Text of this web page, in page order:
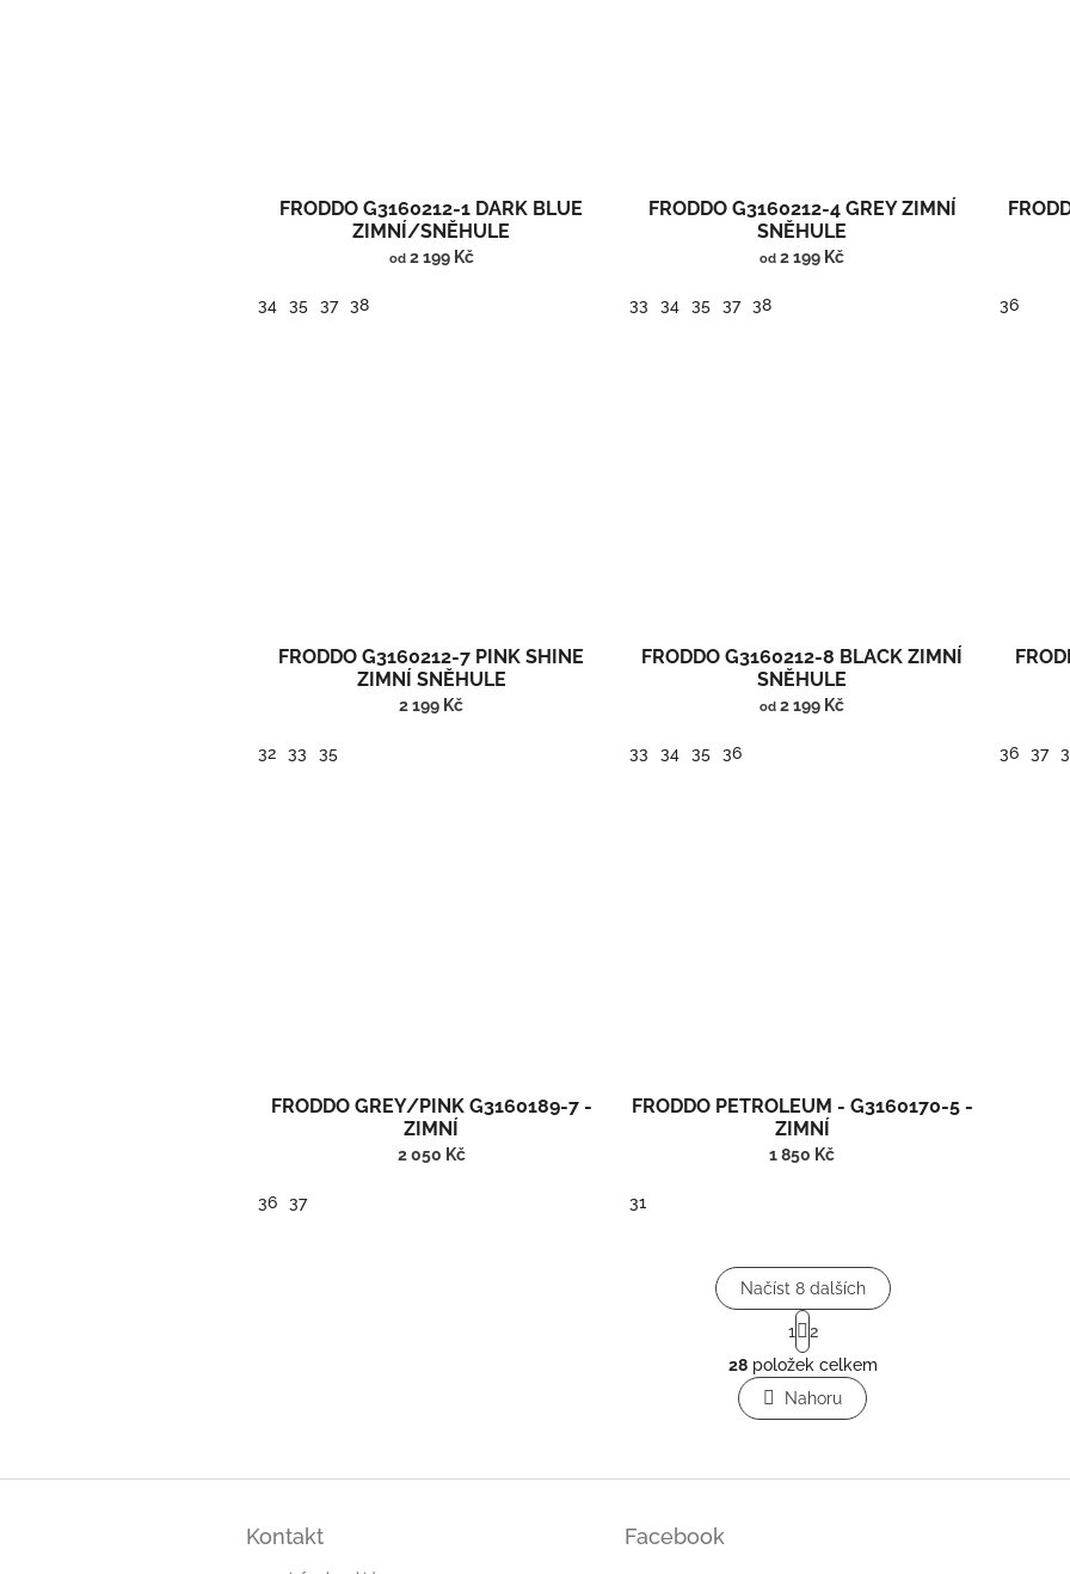
FRODDO G3160212-1 DARK BLUE
ZIMNÍ/SNĚHULE
od2 199 Kč
34 35 37 38
FRODDO G3160212-4 GREY ZIMNÍ
SNĚHULE
od 2 199 Kč
33 34 35 37 38 36
FRODDO G3160212-7 PINK SHINE
ZIMNÍ SNĚHULE
2 199 Kč
32 33 35
FRODDO G3160212-8 BLACK ZIMNÍ
SNĚHULE
od 2 199 Kč
33 34 35 36 36 37
FRODDO GREY/PINK G3160189-7 -
ZIMNÍ
2 050 Kč
36 37
FRODDO PETROLEUM - G3160170-5 -
ZIMNÍ
1 850 Kč
31
O
v
l
á
Načíst 8 dalších
S
t
r
á
n
k
á
1
2
28položek celkem
Nahoru
Kontakt Facebook